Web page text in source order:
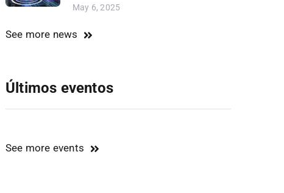
May 6, 2025
See more news
Últimos eventos
See more events